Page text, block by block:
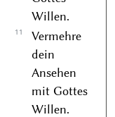
Willen.
11
Vermehre
dein
Ansehen
mit Gottes
Willen.